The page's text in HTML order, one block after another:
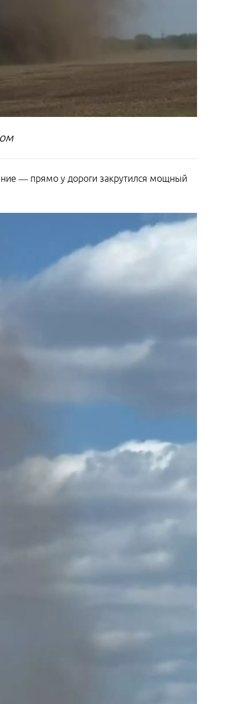
— прямо у дороги закрутился мощный